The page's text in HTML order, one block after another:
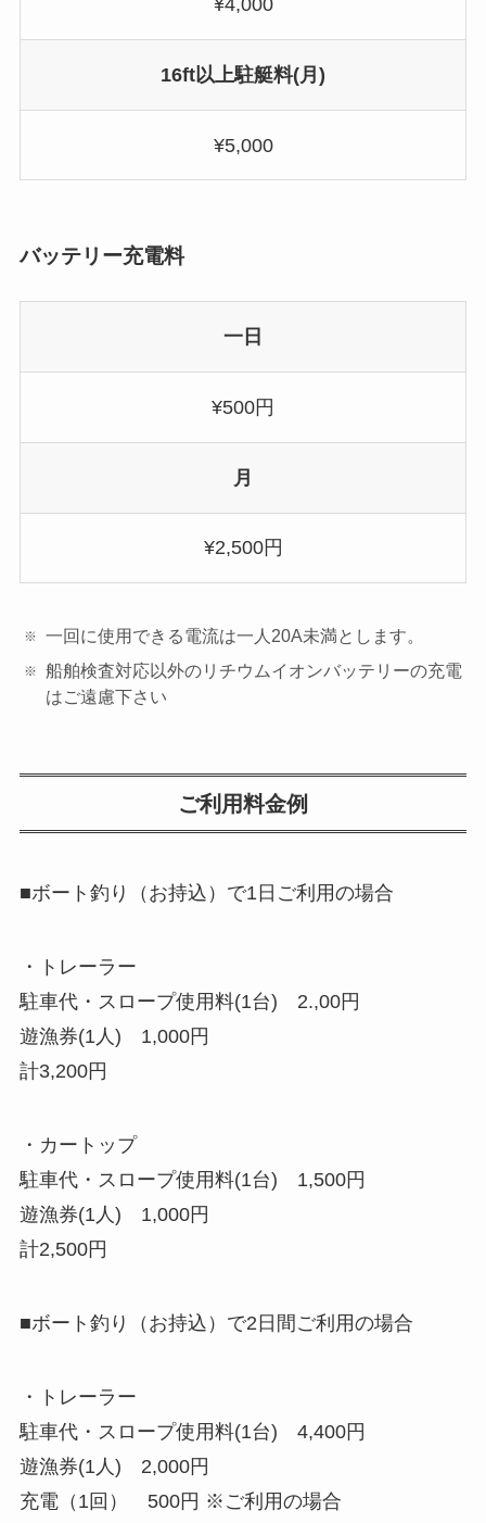
16ft以上駐艇料(月)
¥5,000
バッテリー充電料
一日
¥500円
月
¥2,500円
一回に使用できる電流は一人20A未満とします。
船舶検査対応以外のリチウムイオンバッテリーの充電
はご遠慮下さい
ご利用料金例
■ボート釣り（お持込）で1日ご利用の場合
・トレーラー
駐車代・スロープ使用料(1台) 2.,00円
遊漁券(1人) 1,000円
計3,200円
・カートップ
駐車代・スロープ使用料(1台) 1,500円
遊漁券(1人) 1,000円
計2,500円
■ボート釣り（お持込）で2日間ご利用の場合
・トレーラー
駐車代・スロープ使用料(1台) 4,400円
遊漁券(1人) 2,000円
充電（1回） 500円 ※ご利用の場合